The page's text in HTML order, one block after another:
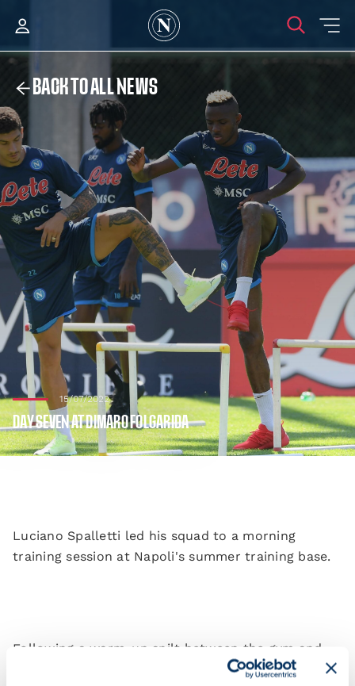
BACK TO ALL NEWS
15/07/2022
DAY SEVEN AT DIMARO FOLGARIDA
Luciano Spalletti led his squad to a morning
training session at Napoli's summer training base.
Following a warm-up spilt between the gym and
pitch the players went through some fitness drills.